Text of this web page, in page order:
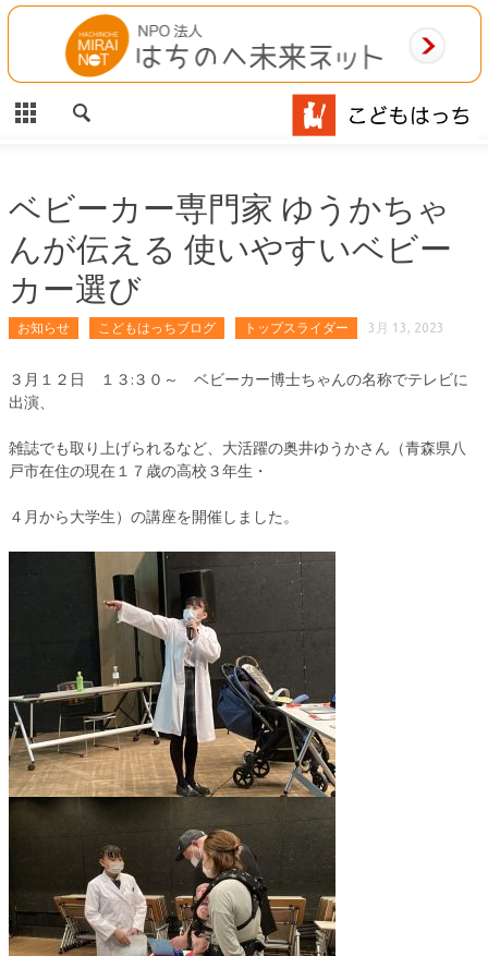
CLOSE
HOME
施設案内
相談事業
MAP
運営団体
ベビーカー専門家 ゆうかちゃ
んが伝える 使いやすいベビー
カー選び
お知らせ こどもはっちブログ トップスライダー 3月 13, 2023
３月１２日 １３:３０～ ベビーカー博士ちゃんの名称でテレビに
出演、
雑誌でも取り上げられるなど、大活躍の奥井ゆうかさん（青森県八
戸市在住の現在１７歳の高校３年生・
４月から大学生）の講座を開催しました。